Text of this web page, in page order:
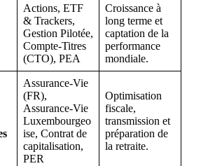
Actions, ETF
& Trackers,
Gestion Pilotée,
Compte-Titres
(CTO), PEA
Croissance à
long terme et
captation de la
performance
mondiale.
Assurance-Vie
(FR),
Assurance-Vie
Luxembourgeo
ise, Contrat de
capitalisation,
PER
Optimisation
fiscale,
transmission et
préparation de
la retraite.